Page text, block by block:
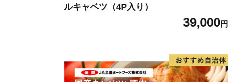
ルキャベツ（4P入り）
39,000円